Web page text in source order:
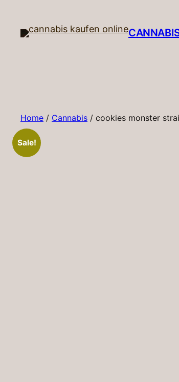
content
Home / Cannabis / cookies monster
Sale!